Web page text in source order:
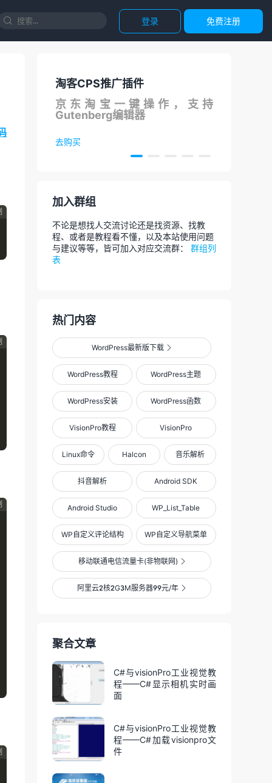
登录 免费注册

CPS推广插件
淘宝一键操作，支持
编辑器
调用ChatGPT
加入群组
不论是想找人交流讨论还是找资源、找教
程、或者是教程看不懂，以及本站使用问题
与建议等等，皆可加入对应交流群： 群组列
表
热门内容
WordPress最新版下载 
WordPress教程 WordPress主题
WordPress安装 WordPress函数
VisionPro教程 VisionPro
Linux命令 Halcon 音乐解析
抖音解析 Android SDK
Android Studio WP_List_Table
WP自定义评论结构 WP自定义导航菜单
移动联通电信流量卡(非物联网) 
阿里云2核2G3M服务器99元/年 
聚合文章
C#与visionPro工业视觉教
程——C#显示相机实时画
面
C#与visionPro工业视觉教
程——C#加载visionpro文
件